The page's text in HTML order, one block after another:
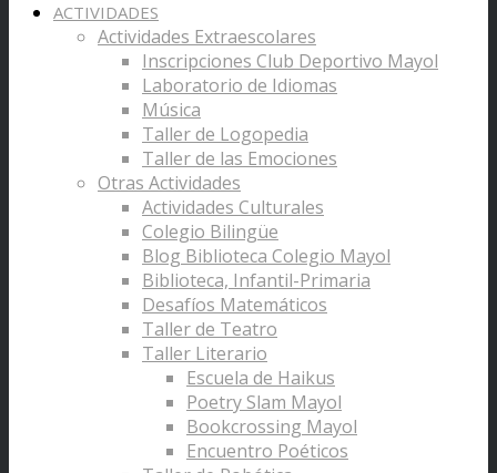
ACTIVIDADES
Actividades Extraescolares
Inscripciones Club Deportivo Mayol
Laboratorio de Idiomas
Música
Taller de Logopedia
Taller de las Emociones
Otras Actividades
Actividades Culturales
Colegio Bilingüe
Blog Biblioteca Colegio Mayol
Biblioteca, Infantil-Primaria
Desafíos Matemáticos
Taller de Teatro
Taller Literario
Escuela de Haikus
Poetry Slam Mayol
Bookcrossing Mayol
Encuentro Poéticos